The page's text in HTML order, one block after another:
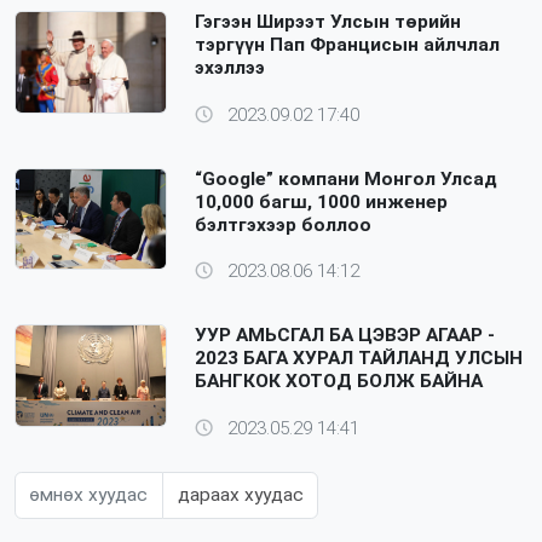
Гэгээн Ширээт Улсын төрийн
тэргүүн Пап Францисын айлчлал
эхэллээ
2023.09.02 17:40
“Google” компани Монгол Улсад
10,000 багш, 1000 инженер
бэлтгэхээр боллоо
2023.08.06 14:12
УУР АМЬСГАЛ БА ЦЭВЭР АГААР -
2023 БАГА ХУРАЛ ТАЙЛАНД УЛСЫН
БАНГКОК ХОТОД БОЛЖ БАЙНА
2023.05.29 14:41
өмнөх хуудас дараах хуудас